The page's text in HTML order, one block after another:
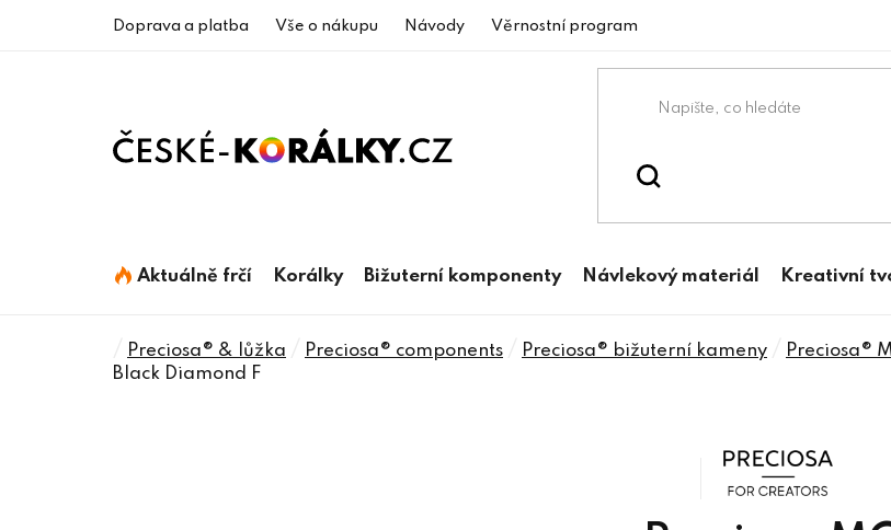
Doprava a platba Vše o nákupu Návody Věrnostní program
Aktuálně frčí Korálky Bižuterní komponenty Návlekový materiál Kreativní
Domů
Preciosa® & lůžka Preciosa® components Preciosa® bižuterní kameny Preciosa®
Black Diamond F
Preciosa